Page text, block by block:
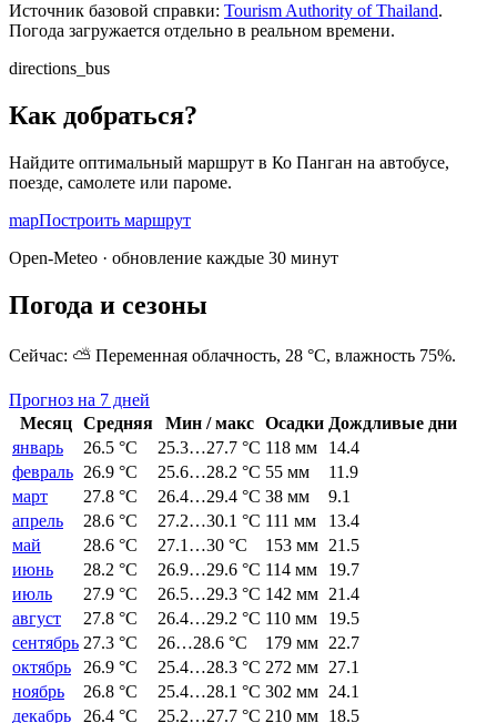
Источник базовой справки: Tourism Authority of Thailand.
Погода загружается отдельно в реальном времени.
directions_bus
Как добраться?
Найдите оптимальный маршрут в Ко Панган на автобусе,
поезде, самолете или пароме.
mapПостроить маршрут
Open-Meteo · обновление каждые 30 минут
Погода и сезоны
Сейчас: ⛅ Переменная облачность, 28 °C, влажность 75%.
Прогноз на 7 дней
Месяц
Средняя Мин / макс Осадки Дождливые дни
январь
26.5 °C 25.3…27.7 °C 118 мм
14.4
февраль 26.9 °C 25.6…28.2 °C 55 мм
11.9
март
27.8 °C 26.4…29.4 °C 38 мм
9.1
апрель
28.6 °C 27.2…30.1 °C 111 мм
13.4
май
28.6 °C 27.1 …30 °C 153 мм 21.5
июнь
28.2 °C 26.9…29.6 °C 114 мм
19.7
июль
27.9 °C 26.5…29.3 °C 142 мм 21.4
август
27.8 °C 26.4…29.2 °C 110 мм
19.5
сентябрь 27.3 °C 26…28.6 °C 179 мм 22.7
октябрь
26.9 °C 25.4…28.3 °C 272 мм 27.1
ноябрь
26.8 °C 25.4…28.1 °C 302 мм 24.1
декабрь
26.4 °C 25.2…27.7 °C 210 мм 18.5